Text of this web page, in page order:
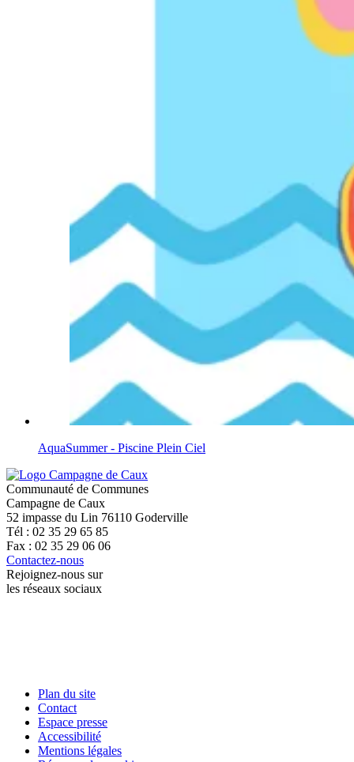
AquaSummer - Piscine Plein Ciel
Communauté de Communes
Campagne de Caux
52 impasse du Lin 76110 Goderville
Tél : 02 35 29 65 85
Fax : 02 35 29 06 06
Contactez-nous
Rejoignez-nous sur
les réseaux sociaux
Plan du site
Contact
Espace presse
Accessibilité
Mentions légales